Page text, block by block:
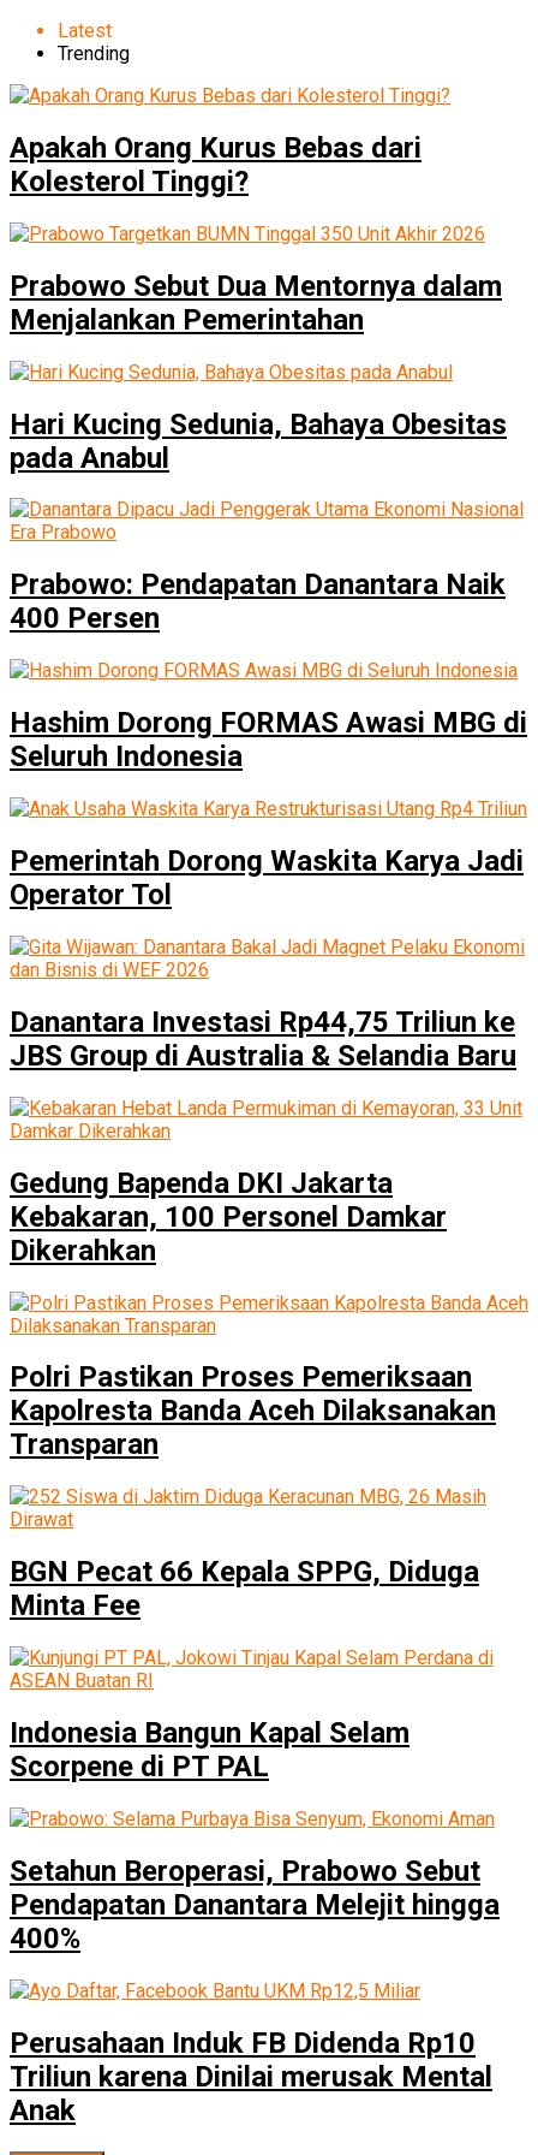
Latest
Trending
Apakah Orang Kurus Bebas dari
Kolesterol Tinggi?
Prabowo Sebut Dua Mentornya dalam
Menjalankan Pemerintahan
Hari Kucing Sedunia, Bahaya Obesitas
pada Anabul
Prabowo: Pendapatan Danantara Naik
400 Persen
Hashim Dorong FORMAS Awasi MBG di
Seluruh Indonesia
Pemerintah Dorong Waskita Karya Jadi
Operator Tol
Danantara Investasi Rp44,75 Triliun ke
JBS Group di Australia & Selandia Baru
Gedung Bapenda DKI Jakarta
Kebakaran, 100 Personel Damkar
Dikerahkan
Polri Pastikan Proses Pemeriksaan
Kapolresta Banda Aceh Dilaksanakan
Transparan
BGN Pecat 66 Kepala SPPG, Diduga
Minta Fee
Indonesia Bangun Kapal Selam
Scorpene di PT PAL
Setahun Beroperasi, Prabowo Sebut
Pendapatan Danantara Melejit hingga
400%
Perusahaan Induk FB Didenda Rp10
Triliun karena Dinilai merusak Mental
Anak